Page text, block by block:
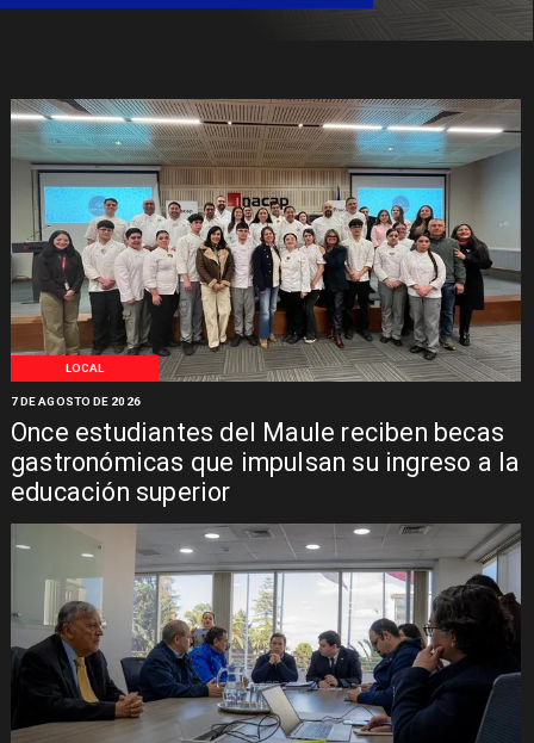
LOCAL
Once estudiantes del Maule reciben becas
gastronómicas que impulsan su ingreso a la
educación superior
7 DE AGOSTO DE 2026